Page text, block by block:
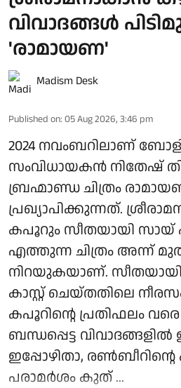
വിവാദങ്ങൾ
'രാമായണ'
Madism Desk
Published on: 05 Aug 2026, 3:46 pm
2024 നവംബറിലാണ്
സംവിധായകൻ നിതേഷ്
ബ്രഹ്മാണ്ഡ ചിത്രം
പ്രഖ്യാപിക്കുന്നത്.
കപൂറും സീതയായി സായ്
എത്തുന്ന ചിത്രം അന്ന്
നിറയുകയാണ്. സീതയായി
കാസ്റ്റ് ചെയ്തതിലെ
കപൂറിന്റെ പ്രതിഫലം
ബന്ധപ്പെട്ട വിവാദങ്ങളിൽ
ഇപ്പോഴിതാ,
പരാമർശം കുത് ...